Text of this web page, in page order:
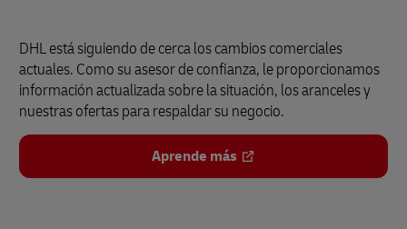
DHL está siguiendo de cerca los cambios comerciales
actuales. Como su asesor de confianza, le proporcionamos
información actualizada sobre la situación, los aranceles y
nuestras ofertas para respaldar su negocio.
Aprende más